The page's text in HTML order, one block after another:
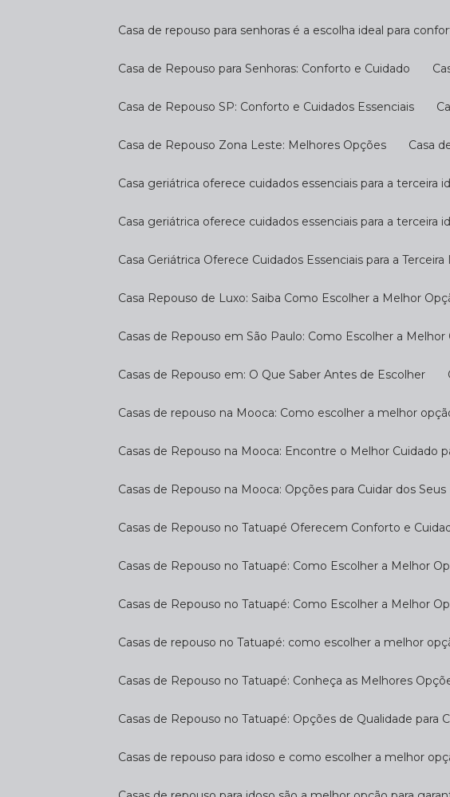
Casa de repouso para senhoras é a escolha ideal para
Casa de Repouso para Senhoras: Conforto e Cuidado
Casa de Repouso SP: Conforto e Cuidados Essenciais
Casa de Repouso Zona Leste: Melhores Opções Casa
Casa geriátrica oferece cuidados essenciais para a terceira
Casa geriátrica oferece cuidados essenciais para a terceira
Casa Geriátrica Oferece Cuidados Essenciais para a Terceira
Casa Repouso de Luxo: Saiba Como Escolher a Melhor
Casas de Repouso em São Paulo: Como Escolher a Melhor
Casas de Repouso em: O Que Saber Antes de Escolher
Casas de repouso na Mooca: Como escolher a melhor
Casas de Repouso na Mooca: Encontre o Melhor Cuidado
Casas de Repouso na Mooca: Opções para Cuidar dos
Casas de Repouso no Tatuapé Oferecem Conforto e
Casas de Repouso no Tatuapé: Como Escolher a Melhor
Casas de Repouso no Tatuapé: Como Escolher a Melhor
Casas de repouso no Tatuapé: como escolher a melhor
Casas de Repouso no Tatuapé: Conheça as Melhores
Casas de Repouso no Tatuapé: Opções de Qualidade para
Casas de repouso para idoso e como escolher a melhor